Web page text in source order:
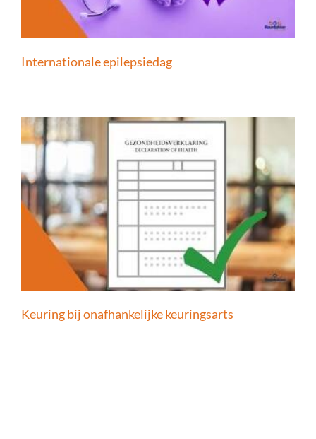
Internationale epilepsiedag
Keuring bij onafhankelijke keuringsarts